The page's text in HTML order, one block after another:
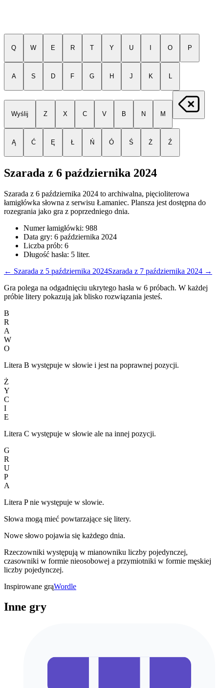
Q W E R T Y U O P
A S D F G H J K L
Wyślij Z X C V B N M
Ą Ć Ę Ł Ń Ó Ś Ż Ź
Szarada z 6 października 2024
Szarada z 6 października 2024 to archiwalna, pięcioliterowa
łamigłówka słowna z serwisu Łamaniec. Plansza jest dostępna do
rozegrania jako gra z poprzedniego dnia.
Numer łamigłówki: 988
Data gry: 6 października 2024
Liczba prób: 6
Długość hasła: 5 liter.
← Szarada z 5 października 2024Szarada z 7 października 2024 →
Gra polega na odgadnięciu ukrytego hasła w 6 próbach. W każdej
próbie litery pokazują jak blisko rozwiązania jesteś.
B
R
A
W
O
Litera B występuje w słowie i jest na poprawnej pozycji.
Ż
Y
C
I
E
Litera C występuje w słowie ale na innej pozycji.
G
R
U
P
A
Litera P nie występuje w slowie.
Słowa mogą mieć powtarzające się litery.
Nowe słowo pojawia się każdego dnia.
Rzeczowniki występują w mianowniku liczby pojedynczej,
czasowniki w formie nieosobowej a przymiotniki w formie męskiej
liczby pojedynczej.
Inspirowane grąWordle
Inne gry